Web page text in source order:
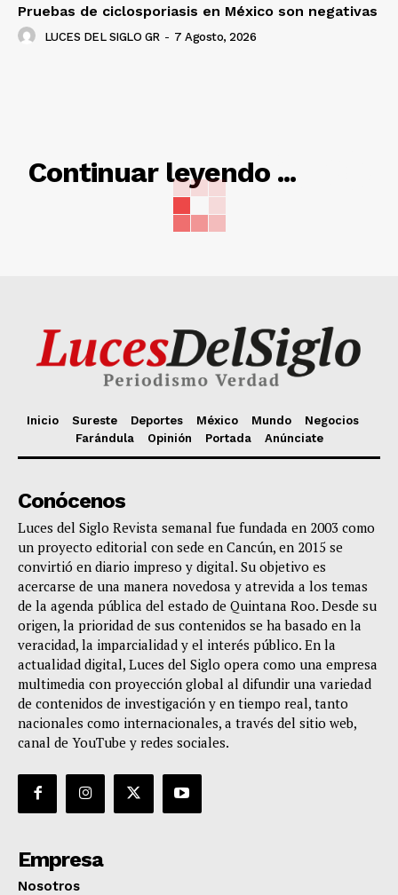
Pruebas de ciclosporiasis en México son negativas
LUCES DEL SIGLO GR - 7 Agosto, 2026
Continuar leyendo ...
RELACIONADO
Inicio Sureste Deportes México Mundo
Negocios
Farándula
Opinión Portada Anúnciate
Conócenos
Luces del Siglo Revista semanal fue fundada en 2003 como
un proyecto editorial con sede en Cancún, en 2015 se
convirtió en diario impreso y digital. Su objetivo es
acercarse de una manera novedosa y atrevida a los temas
de la agenda pública del estado de Quintana Roo. Desde su
origen, la prioridad de sus contenidos se ha basado en la
veracidad, la imparcialidad y el interés público. En la
actualidad digital, Luces del Siglo opera como una empresa
multimedia con proyección global al difundir una variedad
de contenidos de investigación y en tiempo real, tanto
nacionales como internacionales, a través del sitio web,
canal de YouTube y redes sociales.
Empresa
Nosotros